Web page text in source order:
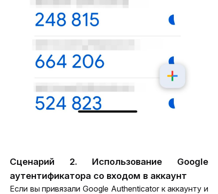
Сценарий 2. Использование Google
аутентификатора со входом в аккаунт
Если вы привязали Google Authenticator к аккаунту и